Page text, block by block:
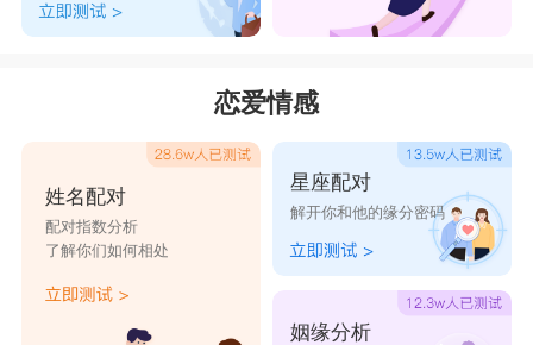
恋爱情感
姓名配对
配对指数分析
了解你们如何相处
星座配对
解开你和他的缘分密码
姻缘分析